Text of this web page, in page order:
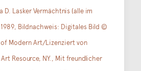
D. Lasker Vermächtnis (alle im
1989, Bildnachweis: Digitales Bild ©
of Modern Art/Lizenziert von
Resource, NY., Mit freundlicher